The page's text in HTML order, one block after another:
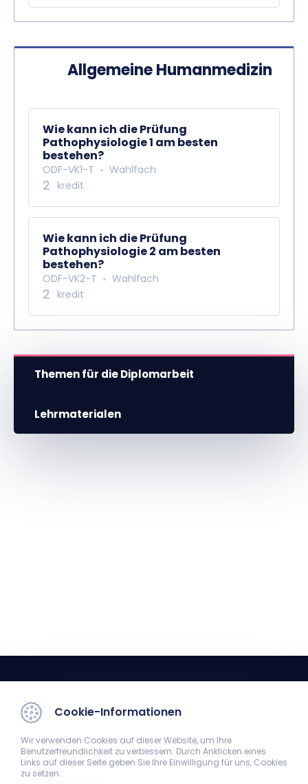
Allgemeine Humanmedizin
Wie kann ich die Prüfung
Pathophysiologie 1 am besten
bestehen?
ODF-VK1-T Wahlfach
2 kredit
Wie kann ich die Prüfung
Pathophysiologie 2 am besten
bestehen?
ODF-VK2-T Wahlfach
2 kredit
Themen für die Diplomarbeit
Lehrmaterialen
Institut für Translationale Medizin
Cookie-Informationen
Wir verwenden Cookies auf dieser Website, um Ihre
Benutzerfreundlichkeit zu verbessern. Durch Anklicken eines
Links auf dieser Seite geben Sie Ihre Einwilligung für uns, Cookies
zu setzen.